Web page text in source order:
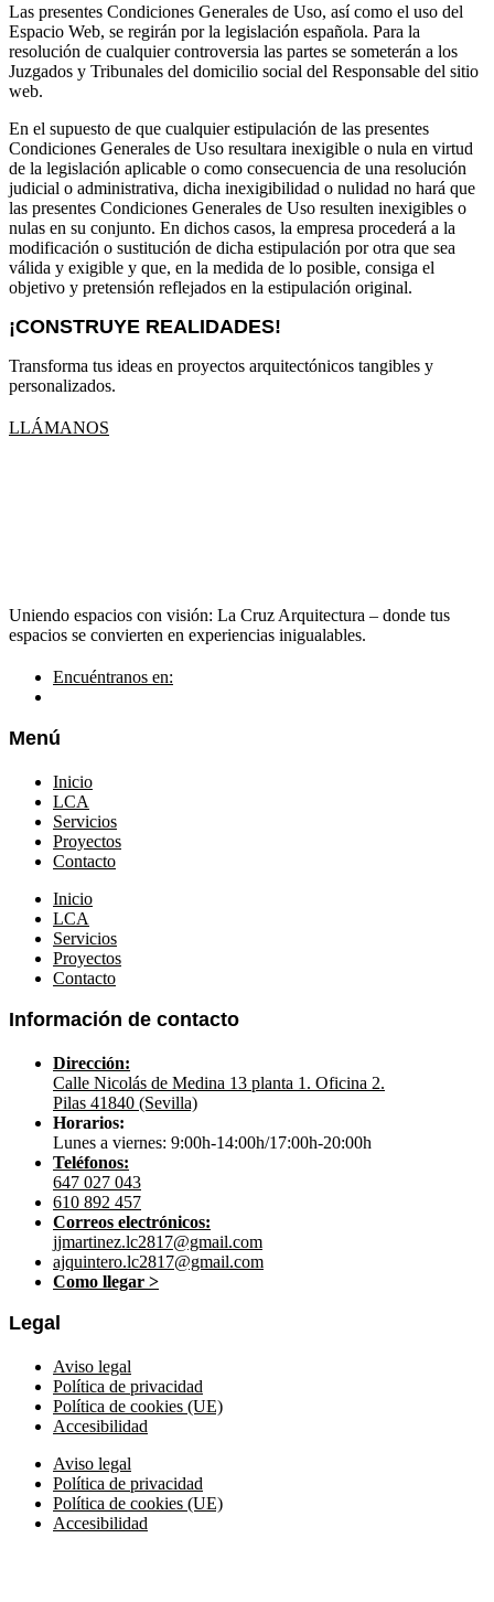
Las presentes Condiciones Generales de Uso, así como el uso del
Espacio Web, se regirán por la legislación española. Para la
resolución de cualquier controversia las partes se someterán a los
Juzgados y Tribunales del domicilio social del Responsable del sitio
web.
En el supuesto de que cualquier estipulación de las presentes
Condiciones Generales de Uso resultara inexigible o nula en virtud
de la legislación aplicable o como consecuencia de una resolución
judicial o administrativa, dicha inexigibilidad o nulidad no hará que
las presentes Condiciones Generales de Uso resulten inexigibles o
nulas en su conjunto. En dichos casos, la empresa procederá a la
modificación o sustitución de dicha estipulación por otra que sea
válida y exigible y que, en la medida de lo posible, consiga el
objetivo y pretensión reflejados en la estipulación original.
¡CONSTRUYE REALIDADES!
Transforma tus ideas en proyectos arquitectónicos tangibles y
personalizados.
LLÁMANOS
Uniendo espacios con visión: La Cruz Arquitectura – donde tus
espacios se convierten en experiencias inigualables.
Encuéntranos en:
Menú
Inicio
LCA
Servicios
Proyectos
Contacto
Inicio
LCA
Servicios
Proyectos
Contacto
Información de contacto
Dirección:
Calle Nicolás de Medina 13 planta 1. Oficina 2.
Pilas 41840 (Sevilla)
Horarios:
Lunes a viernes: 9:00h-14:00h/17:00h-20:00h
Teléfonos:
647 027 043
610 892 457
Correos electrónicos:
jjmartinez.lc2817@gmail.com
ajquintero.lc2817@gmail.com
Como llegar >
Legal
Aviso legal
Política de privacidad
Política de cookies (UE)
Accesibilidad
Aviso legal
Política de privacidad
Política de cookies (UE)
Accesibilidad